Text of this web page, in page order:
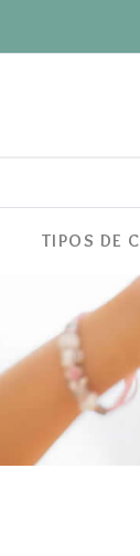
TIPOS DE